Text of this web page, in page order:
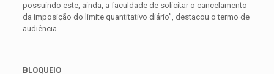
possuindo este, ainda, a faculdade de solicitar o cancelamento
da imposição do limite quantitativo diário”, destacou o termo de
audiência.
BLOQUEIO